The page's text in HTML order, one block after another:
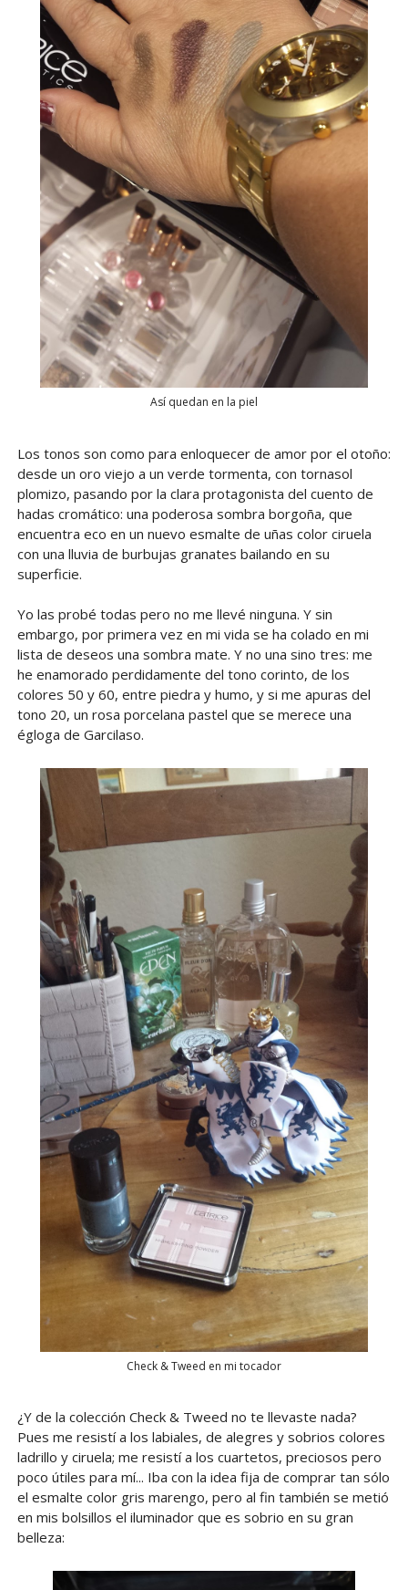
Así quedan en la piel
Los tonos son como para enloquecer de amor por el otoño:
desde un oro viejo a un verde tormenta, con tornasol
plomizo, pasando por la clara protagonista del cuento de
hadas cromático: una poderosa sombra borgoña, que
encuentra eco en un nuevo esmalte de uñas color ciruela
con una lluvia de burbujas granates bailando en su
superficie.
Yo las probé todas pero no me llevé ninguna. Y sin
embargo, por primera vez en mi vida se ha colado en mi
lista de deseos una sombra mate. Y no una sino tres: me
he enamorado perdidamente del tono corinto, de los
colores 50 y 60, entre piedra y humo, y si me apuras del
tono 20, un rosa porcelana pastel que se merece una
égloga de Garcilaso.
Check & Tweed en mi tocador
¿Y de la colección Check & Tweed no te llevaste nada?
Pues me resistí a los labiales, de alegres y sobrios colores
ladrillo y ciruela; me resistí a los cuartetos, preciosos pero
poco útiles para mí... Iba con la idea fija de comprar tan sólo
el esmalte color gris marengo, pero al fin también se metió
en mis bolsillos el iluminador que es sobrio en su gran
belleza: